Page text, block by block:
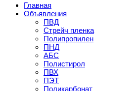
Главная
Объявления
ПВД
Стрейч пленка
Полипропилен
ПНД
АБС
Полистирол
ПВХ
ПЭТ
Поликарбонат